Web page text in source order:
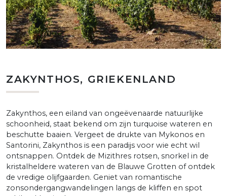
ZAKYNTHOS, GRIEKENLAND
Zakynthos, een eiland van ongeëvenaarde natuurlijke
schoonheid, staat bekend om zijn turquoise wateren en
beschutte baaien. Vergeet de drukte van Mykonos en
Santorini, Zakynthos is een paradijs voor wie echt wil
ontsnappen. Ontdek de Mizithres rotsen, snorkel in de
kristalheldere wateren van de Blauwe Grotten of ontdek
de vredige olijfgaarden. Geniet van romantische
zonsondergangwandelingen langs de kliffen en spot